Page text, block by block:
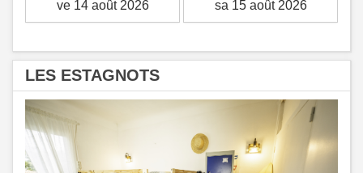
LES ESTAGNOTS
Previous
Next